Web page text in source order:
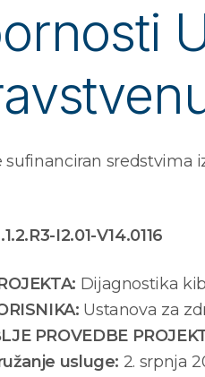
sufinanciran sredstvima
I2.01-V14.0116
Dijagnostika
Ustanova za
PROVEDBE
usluge: 2. srpnja